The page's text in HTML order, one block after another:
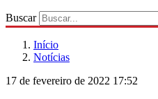
Buscar
Início
Notícias
17 de fevereiro de 2022 17:52